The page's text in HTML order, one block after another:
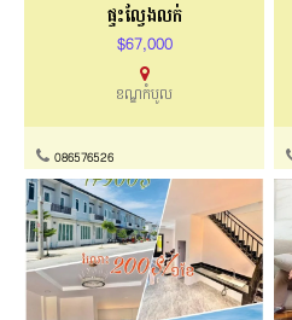
ផ្ទះល្វែងលក់
$67,000
ខណ្ឌកំបូល
086576526